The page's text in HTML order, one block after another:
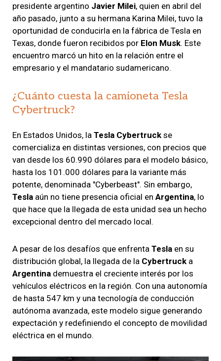
presidente argentino Javier Milei, quien en abril del
año pasado, junto a su hermana Karina Milei, tuvo la
oportunidad de conducirla en la fábrica de Tesla en
Texas, donde fueron recibidos por Elon Musk. Este
encuentro marcó un hito en la relación entre el
empresario y el mandatario sudamericano.
¿Cuánto cuesta la camioneta Tesla
Cybertruck?
En Estados Unidos, la Tesla Cybertruck se
comercializa en distintas versiones, con precios que
van desde los 60.990 dólares para el modelo básico,
hasta los 101.000 dólares para la variante más
potente, denominada "Cyberbeast". Sin embargo,
Tesla aún no tiene presencia oficial en Argentina, lo
que hace que la llegada de esta unidad sea un hecho
excepcional dentro del mercado local.
A pesar de los desafíos que enfrenta Tesla en su
distribución global, la llegada de la Cybertruck a
Argentina demuestra el creciente interés por los
vehículos eléctricos en la región. Con una autonomía
de hasta 547 km y una tecnología de conducción
autónoma avanzada, este modelo sigue generando
expectación y redefiniendo el concepto de movilidad
eléctrica en el mundo.